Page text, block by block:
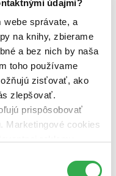
údajmi?
webe správate, a
na knihy, zbierame
a bez nich by naša
toho používame
zisťovať, ako
zlepšovať.
prispôsobovať
Marketingové cookies
všetky tieto
podobný?
humorne/ temne), sci-
krimi pribehy, surovo
depresivnych a